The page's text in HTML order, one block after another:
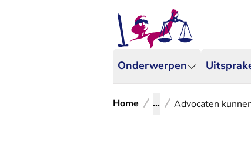
Onderwerpen
Home ... Advocaten